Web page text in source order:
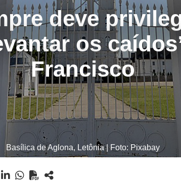
deve
os
Francisco
Basílica de Aglona, Letônia | Foto: Pixabay